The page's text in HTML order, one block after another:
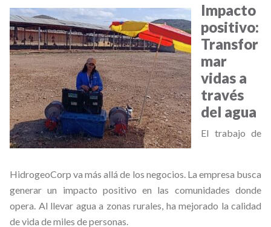
Impacto
positivo:
Transfor
mar
vidas a
través
del agua
El trabajo de
HidrogeoCorp va más allá de los negocios. La empresa busca
generar un impacto positivo en las comunidades donde
opera. Al llevar agua a zonas rurales, ha mejorado la calidad
de vida de miles de personas.